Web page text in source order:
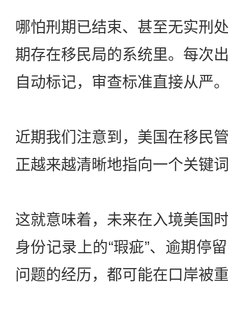
哪怕刑期已结束、甚至无实刑
期存在移民局的系统里。每次
自动标记，审查标准直接从严
近期我们注意到，美国在移民
正越来越清晰地指向一个关键
这就意味着，未来在入境美国
身份记录上的“瑕疵”、逾期停
问题的经历，都可能在口岸被